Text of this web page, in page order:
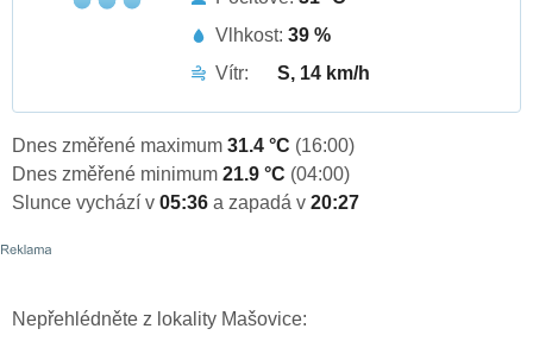
Vlhkost: 39 %
Vítr:
S, 14 km/h
Dnes změřené maximum 31.4 °C (16:00)
Dnes změřené minimum 21.9 °C (04:00)
Slunce vychází v 05:36 a zapadá v 20:27
Nepřehlédněte z lokality Mašovice: